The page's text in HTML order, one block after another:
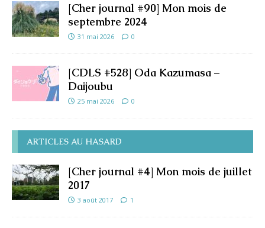
[Cher journal #90] Mon mois de
septembre 2024
31 mai 2026 0
[CDLS #528] Oda Kazumasa –
Daijoubu
25 mai 2026 0
ARTICLES AU HASARD
[Cher journal #4] Mon mois de juillet
2017
3 août 2017 1